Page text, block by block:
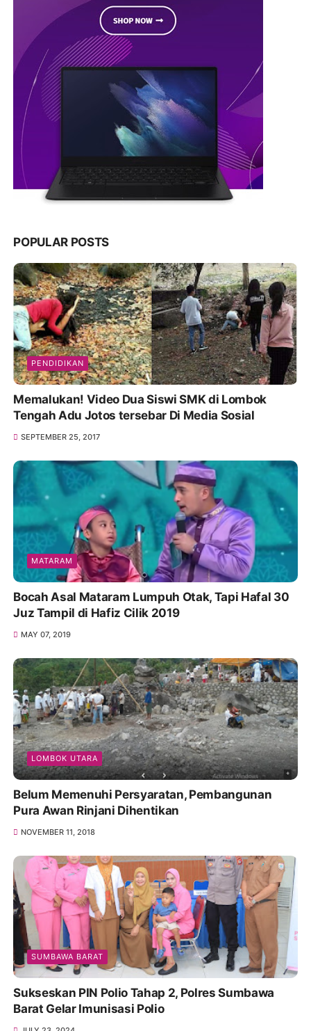
POPULAR POSTS
PENDIDIKAN
Memalukan! Video Dua Siswi SMK di Lombok
Tengah Adu Jotos tersebar Di Media Sosial
SEPTEMBER 25, 2017
MATARAM
Bocah Asal Mataram Lumpuh Otak, Tapi Hafal 30
Juz Tampil di Hafiz Cilik 2019
MAY 07, 2019
LOMBOK UTARA
Belum Memenuhi Persyaratan, Pembangunan
Pura Awan Rinjani Dihentikan
NOVEMBER 11, 2018
SUMBAWA BARAT
Sukseskan PIN Polio Tahap 2, Polres Sumbawa
Barat Gelar Imunisasi Polio